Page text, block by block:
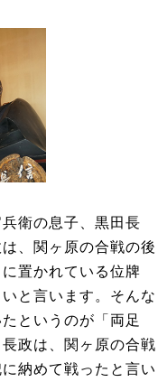
衛の息子、黒田長
、関ヶ原の合戦の後
置かれている位牌
と言います。そんな
というのが「両足
政は、関ヶ原の合戦
納めて戦ったと言い